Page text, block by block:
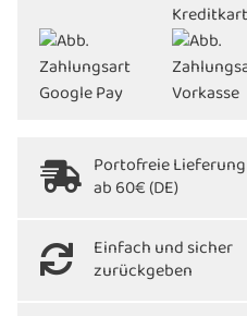
Portofreie Lieferung
ab 60€ (DE)
Einfach und sicher
zurückgeben